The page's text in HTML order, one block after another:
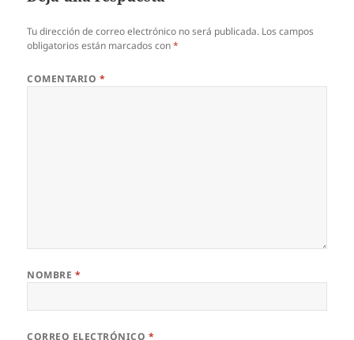
Tu dirección de correo electrónico no será publicada. Los campos
obligatorios están marcados con*
COMENTARIO *
NOMBRE *
CORREO ELECTRÓNICO *